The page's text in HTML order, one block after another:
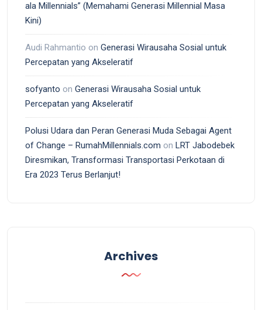
ala Millennials” (Memahami Generasi Millennial Masa
Kini)
Audi Rahmantio on Generasi Wirausaha Sosial untuk
Percepatan yang Akseleratif
sofyanto on Generasi Wirausaha Sosial untuk
Percepatan yang Akseleratif
Polusi Udara dan Peran Generasi Muda Sebagai Agent
of Change – RumahMillennials.com on LRT Jabodebek
Diresmikan, Transformasi Transportasi Perkotaan di
Era 2023 Terus Berlanjut!
Archives